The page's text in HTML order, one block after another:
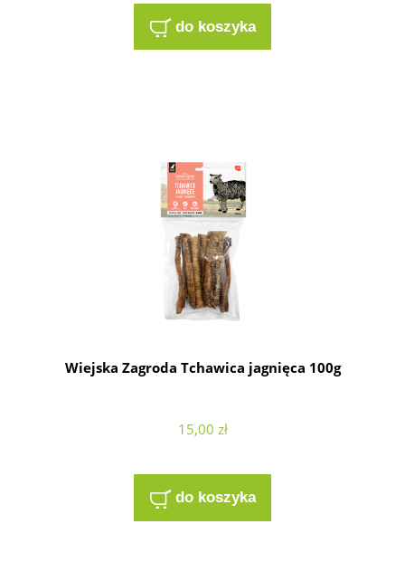
do koszyka
Wiejska Zagroda Tchawica jagnięca 100g
15,00 zł
do koszyka